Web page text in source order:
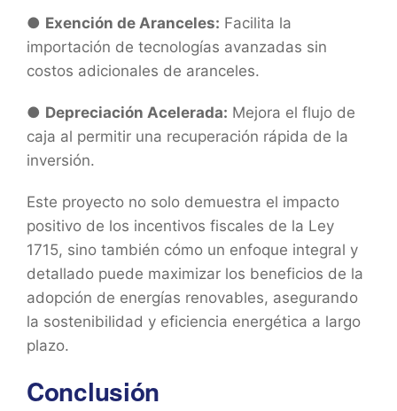
● Exención de Aranceles: Facilita la
importación de tecnologías avanzadas sin
costos adicionales de aranceles.
● Depreciación Acelerada: Mejora el flujo de
caja al permitir una recuperación rápida de la
inversión.
Este proyecto no solo demuestra el impacto
positivo de los incentivos fiscales de la Ley
1715, sino también cómo un enfoque integral y
detallado puede maximizar los beneficios de la
adopción de energías renovables, asegurando
la sostenibilidad y eficiencia energética a largo
plazo.
Conclusión